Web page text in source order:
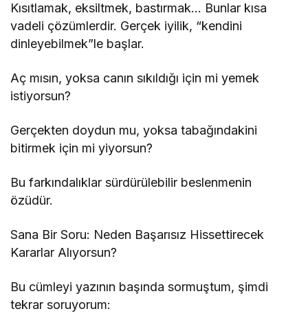
Kısıtlamak, eksiltmek, bastırmak… Bunlar kısa
vadeli çözümlerdir. Gerçek iyilik, “kendini
dinleyebilmek”le başlar.
Aç mısın, yoksa canın sıkıldığı için mi yemek
istiyorsun?
Gerçekten doydun mu, yoksa tabağındakini
bitirmek için mi yiyorsun?
Bu farkındalıklar sürdürülebilir beslenmenin
özüdür.
Sana Bir Soru: Neden Başarısız Hissettirecek
Kararlar Alıyorsun?
Bu cümleyi yazının başında sormuştum, şimdi
tekrar soruyorum: